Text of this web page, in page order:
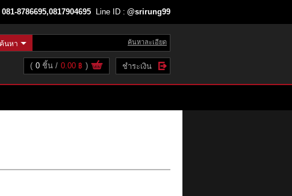
081-8786695,0817904695 Line ID : @srirung99
ค้นหาละเอียด
( 0 ชิ้น 0.00 ฿ ) ชำระเงิน